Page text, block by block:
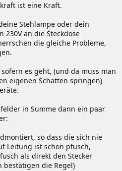
ist eine Kraft.
Stehlampe oder dein
230V an die Steckdose
die gleiche Probleme,
es geht, (und da muss man
eigenen Schatten springen)
in Summe dann ein paar
so dass die sich nie
Leitung ist schon pfusch,
als direkt den Stecker
bestätigen die Regel)